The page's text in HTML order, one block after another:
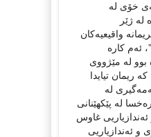
خۆی له‌
له‌ ژێر
واقیعیه‌کان
ئه‌م کاره‌
له‌ مێژووی
ریمان تیایدا
له‌
له‌ پێکهێنانی
ئه‌ندازیاریی غاوس
و ئه‌ندازیاریی